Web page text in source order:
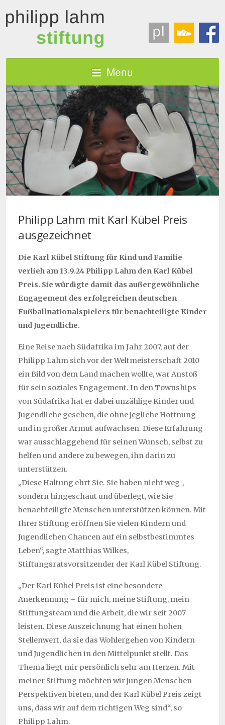
Menu
Philipp Lahm mit Karl Kübel Preis
ausgezeichnet
Die Karl Kübel Stiftung für Kind und Familie
verlieh am 13.9.24 Philipp Lahm den Karl Kübel
Preis. Sie würdigte damit das außergewöhnliche
Engagement des erfolgreichen deutschen
Fußballnationalspielers für benachteiligte Kinder
und Jugendliche.
Eine Reise nach Südafrika im Jahr 2007, auf der
Philipp Lahm sich vor der Weltmeisterschaft 2010
ein Bild von dem Land machen wollte, war Anstoß
für sein soziales Engagement. In den Townships
von Südafrika hat er dabei unzählige Kinder und
Jugendliche gesehen, die ohne jegliche Hoffnung
und in großer Armut aufwachsen. Diese Erfahrung
war ausschlaggebend für seinen Wunsch, selbst zu
helfen und andere zu bewegen, ihn darin zu
unterstützen.
„Diese Haltung ehrt Sie. Sie haben nicht weg-,
sondern hingeschaut und überlegt, wie Sie
benachteiligte Menschen unterstützen können. Mit
Ihrer Stiftung eröffnen Sie vielen Kindern und
Jugendlichen Chancen auf ein selbstbestimmtes
Leben“, sagte Matthias Wilkes,
Stiftungsratsvorsitzender der Karl Kübel Stiftung.
„Der Karl Kübel Preis ist eine besondere
Anerkennung – für mich, meine Stiftung, mein
Stiftungsteam und die Arbeit, die wir seit 2007
leisten. Diese Auszeichnung hat einen hohen
Stellenwert, da sie das Wohlergehen von Kindern
und Jugendlichen in den Mittelpunkt stellt. Das
Thema liegt mir persönlich sehr am Herzen. Mit
meiner Stiftung möchten wir jungen Menschen
Perspektiven bieten, und der Karl Kübel Preis zeigt
uns, dass wir auf dem richtigen Weg sind“, so
Philipp Lahm.